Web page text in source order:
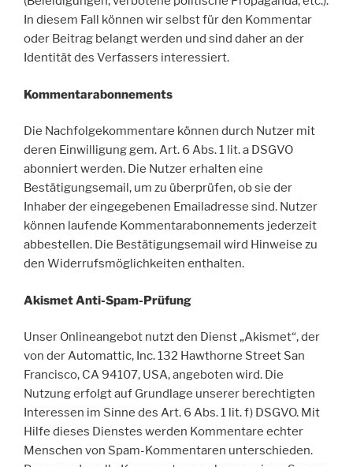
In diesem Fall können wir selbst für den Kommentar
oder Beitrag belangt werden und sind daher an der
Identität des Verfassers interessiert.
Kommentarabonnements
Die Nachfolgekommentare können durch Nutzer mit
deren Einwilligung gem. Art. 6 Abs. 1 lit. a DSGVO
abonniert werden. Die Nutzer erhalten eine
Bestätigungsemail, um zu überprüfen, ob sie der
Inhaber der eingegebenen Emailadresse sind. Nutzer
können laufende Kommentarabonnements jederzeit
abbestellen. Die Bestätigungsemail wird Hinweise zu
den Widerrufsmöglichkeiten enthalten.
Akismet Anti-Spam-Prüfung
Unser Onlineangebot nutzt den Dienst „Akismet“, der
von der Automattic, Inc. 132 Hawthorne Street San
Francisco, CA 94107, USA, angeboten wird. Die
Nutzung erfolgt auf Grundlage unserer berechtigten
Interessen im Sinne des Art. 6 Abs. 1 lit. f) DSGVO. Mit
Hilfe dieses Dienstes werden Kommentare echter
Menschen von Spam-Kommentaren unterschieden.